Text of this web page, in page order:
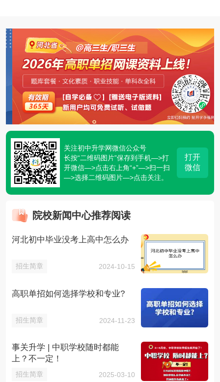
关注初中升学网微信公众号
长按“二维码图片”保存到手机—>打
开微信—>点击右上角“+”—>扫一扫
—>选择二维码图片—>点击关注。
打开
微信
院校新闻中心推荐阅读
河北初中毕业没考上高中怎么办
招生简章 2024-10-15
高职单招如何选择学校和专业?
招生简章 2024-11-23
事关升学 | 中职学校随时都能
上？不一定！
招生简章 2025-03-10